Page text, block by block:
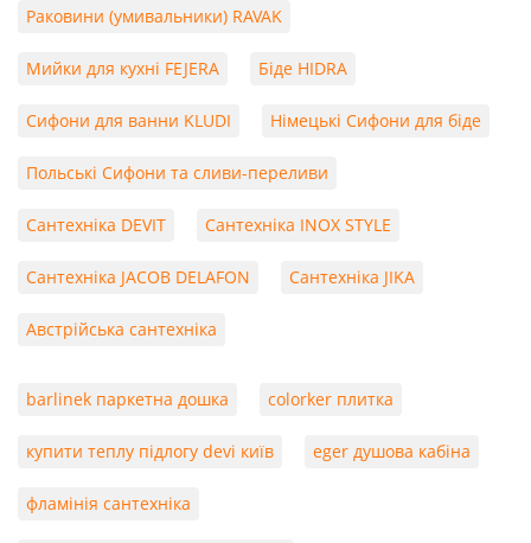
Раковини (умивальники) RAVAK
Мийки для кухні FEJERA Біде HIDRA
Сифони для ванни KLUDI Німецькі Сифони для біде
Польські Сифони та сливи-переливи
Сантехніка DEVIT Сантехніка INOX STYLE
Сантехніка JACOB DELAFON Сантехніка JIKA
Австрійська сантехніка
barlinek паркетна дошка colorker плитка
купити теплу підлогу devi київ eger душова кабіна
фламінія сантехніка